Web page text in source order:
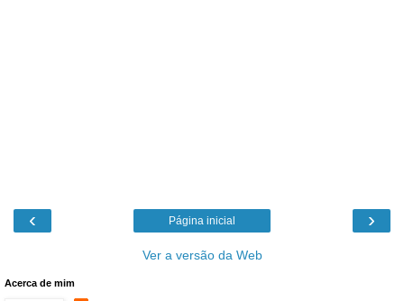
‹ ›
Página inicial
Ver a versão da Web
Acerca de mim